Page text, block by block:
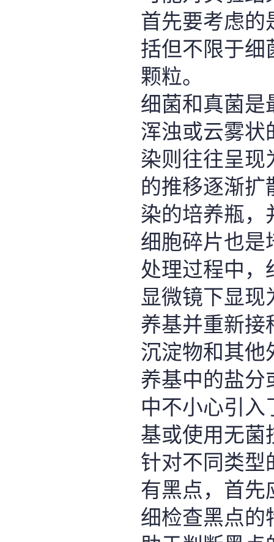
首先要考虑的
括但不限于细
颗粒。
细菌和真菌是
浑浊或云雾状
染则往往呈现
的推移逐渐扩
染的培养瓶，
细胞碎片也是
处理过程中，
显微镜下显
养基并重新接
沉淀物和其他
养基中的盐分
中不小心引入
基或使用无菌
针对不同类型
有黑点，首先
细检查黑点的